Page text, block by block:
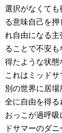
選択がなくても
る意味自己を
れ自由になる
ることで不安
得たような状態
これはミッド
別の世界に居
全に自由を得る
おっこが過呼
ドサマーのダ